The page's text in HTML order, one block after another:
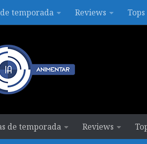
temporada Reviews Tops
de temporada Reviews